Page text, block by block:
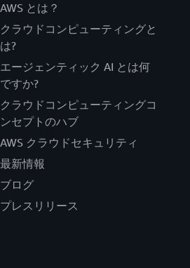
AWS とは？
クラウドコンピューティングと
は?
エージェンティック AI とは何
ですか?
クラウドコンピューティングコ
ンセプトのハブ
AWS クラウドセキュリティ
最新情報
ブログ
プレスリリース